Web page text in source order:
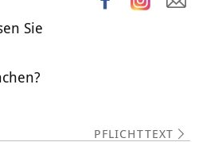
Sie
PFLICHTTEXT